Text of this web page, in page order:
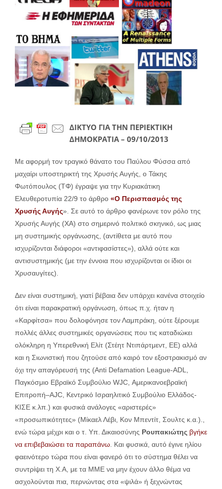
μεγαλύτερης
εικόνας
ΔΙΚΤΥΟ ΓΙΑ ΤΗΝ ΠΕΡΙΕΚΤΙΚΗ
ΔΗΜΟΚΡΑΤΙΑ – 09/10/2013
Με αφορμή τον τραγικό θάνατο του Παύλου Φύσσα από
μαχαίρι υποστηρικτή της Χρυσής Αυγής, ο Τάκης
Φωτόπουλος (ΤΦ) έγραψε για την Κυριακάτικη
Ελευθεροτυπία 22/9 το άρθρο «Ο Περισπασμός της
Χρυσής Αυγής». Σε αυτό το άρθρο φανέρωνε τον ρόλο της
Χρυσής Αυγής (ΧΑ) στο σημερινό πολιτικό σκηνικό, ως μιας
μη συστημικής οργάνωσης, (αντίθετα με αυτό που
ισχυρίζονται διάφοροι «αντιφασίστες»), αλλά ούτε και
αντισυστημικής (με την έννοια που ισχυρίζονται οι ίδιοι οι
Χρυσαυγίτες).
Δεν είναι συστημική, γιατί βέβαια δεν υπάρχει κανένα στοιχείο
ότι είναι παρακρατική οργάνωση, όπως π.χ. ήταν η
«Καρφίτσα» που δολοφόνησε τον Λαμπράκη, ούτε ξέρουμε
πολλές άλλες συστημικές οργανώσεις που τις καταδιώκει
ολόκληρη η Υπερεθνική Ελίτ (Στέητ Ντιπάρτμεντ, ΕΕ) αλλά
και η Σιωνιστική που ζητούσε από καιρό τον εξοστρακισμό αν
όχι την απαγόρευσή της (Anti Defamation League-ADL,
Παγκόσμιο Εβραϊκό Συμβούλιο WJC, Αμερικανοεβραϊκή
Επιτροπή–AJC, Κεντρικό Ισραηλιτικό Συμβούλιο Ελλάδος-
ΚΙΣΕ κ.λπ.) και φυσικά ανάλογες «αριστερές»
«προσωπικότητες» (Μίκαελ Λέβι, Κον Μπεντίτ, Σουλτς κ.α.).,
ενώ τώρα μέχρι και ο τ. Υπ. Δικαιοσύνης Ρουπακιώτης βγήκε
να επιβεβαιώσει τα παραπάνω . Και φυσικά, αυτό έγινε ηλίου
φαεινότερο τώρα που είναι φανερό ότι το σύστημα θέλει να
συντρίψει τη Χ.Α, με τα ΜΜΕ να μην έχουν άλλο θέμα να
ασχολούνται πια, περνώντας στα «ψιλά» ή ξεχνώντας